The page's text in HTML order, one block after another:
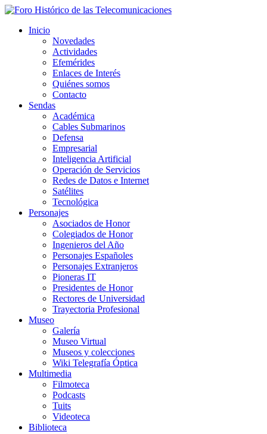
Inicio
Novedades
Actividades
Efemérides
Enlaces de Interés
Quiénes somos
Contacto
Sendas
Académica
Cables Submarinos
Defensa
Empresarial
Inteligencia Artificial
Operación de Servicios
Redes de Datos e Internet
Satélites
Tecnológica
Personajes
Asociados de Honor
Colegiados de Honor
Ingenieros del Año
Personajes Españoles
Personajes Extranjeros
Pioneras IT
Presidentes de Honor
Rectores de Universidad
Trayectoria Profesional
Museo
Galería
Museo Virtual
Museos y colecciones
Wiki Telegrafía Óptica
Multimedia
Filmoteca
Podcasts
Tuits
Videoteca
Biblioteca